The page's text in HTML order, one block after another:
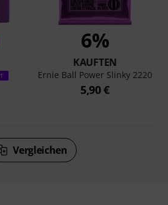
6%
KAUFTEN
Ernie Ball Power Slinky 2220
5,90 €
Vergleichen